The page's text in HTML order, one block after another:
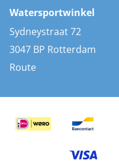
AIS transponders
Stootwillen en fenders
Bootkussens
Zwemtrappen
Watersportwinkel
Sydneystraat 72
3047 BP Rotterdam
Route